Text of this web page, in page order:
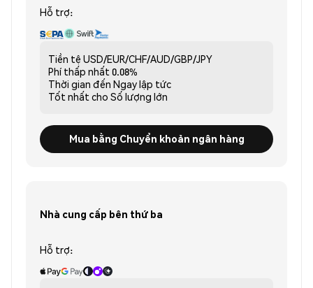
Hỗ trợ:
Tiền tệ USD/EUR/CHF/AUD/GBP/JPY
Phí thấp nhất 0.08%
Thời gian đến Ngay lập tức
Tốt nhất cho Số lượng lớn
Mua bằng Chuyển khoản ngân hàng
Nhà cung cấp bên thứ ba
Hỗ trợ: